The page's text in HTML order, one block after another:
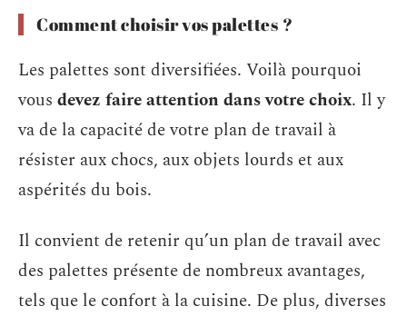
Comment choisir vos palettes ?
Les palettes sont diversifiées. Voilà pourquoi
vous devez faire attention dans votre choix. Il y
va de la capacité de votre plan de travail à
résister aux chocs, aux objets lourds et aux
aspérités du bois.
Il convient de retenir qu’un plan de travail avec
des palettes présente de nombreux avantages,
tels que le confort à la cuisine. De plus, diverses